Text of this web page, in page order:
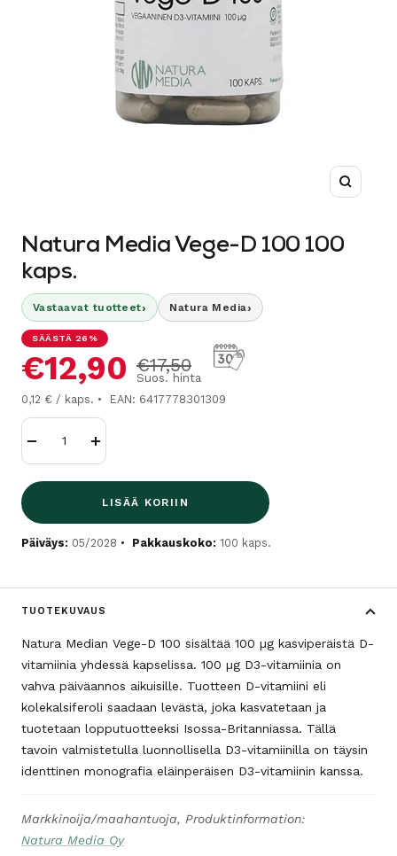
Natura Media Vege-D 100 100
kaps.
Vastaavat tuotteet› Natura Media›
SÄÄSTÄ 26%
Alennushinta
€12,90 Normaalihinta
€17,50
Suos. hinta
0,12 € / kaps. EAN: 6417778301309
Lisää
LISÄÄ KORIIN
Päiväys: 05/2028 Pakkauskoko: 100 kaps.
TUOTEKUVAUS
Natura Median Vege-D 100 sisältää 100 µg kasviperäistä D-
vitamiinia yhdessä kapselissa. 100 µg D3-vitamiinia on
vahva päiväannos aikuisille. Tuotteen D-vitamiini eli
kolekalsiferoli saadaan levästä, joka kasvatetaan ja
tuotetaan lopputuotteeksi Isossa-Britanniassa. Tällä
tavoin valmistetulla luonnollisella D3-vitamiinilla on täysin
identtinen monografia eläinperäisen D3-vitamiinin kanssa.
Markkinoija/maahantuoja, Produktinformation:
Natura Media Oy